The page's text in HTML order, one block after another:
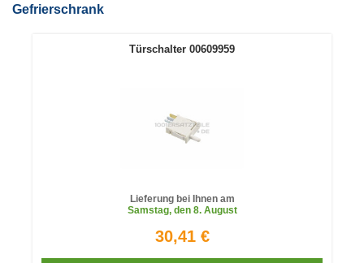
Gefrierschrank
Türschalter 00609959
Lieferung bei Ihnen am
Samstag, den 8. August
30,41 €